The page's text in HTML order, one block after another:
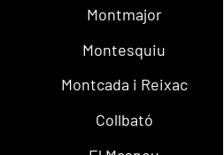
Montmajor
Montesquiu
Montcada i Reixac
Collbató